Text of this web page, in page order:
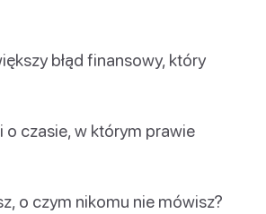
błąd finansowy, który
o czasie, w którym prawie
o czym nikomu nie mówisz?